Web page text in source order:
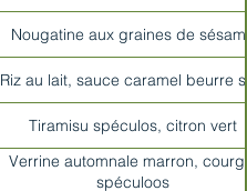
Nougatine aux graines de sésame
Riz au lait, sauce caramel beurre
Tiramisu spéculos, citron vert
Verrine automnale marron, courge,
spéculoos